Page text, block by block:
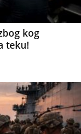
kog
teku!